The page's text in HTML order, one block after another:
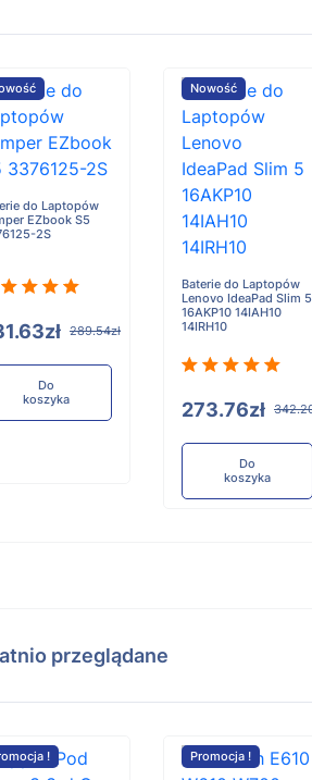
do Laptopów
EZbook S5
2S
289.54zł
Do
koszyka
Nowość
Baterie do Laptopów
Lenovo IdeaPad Slim 5
16AKP10 14IAH10
14IRH10
273.76zł
Do
koszyka
przeglądane
! Promocja !